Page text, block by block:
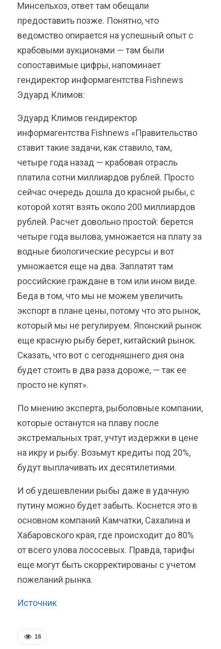
Минсельхоз, ответ там обещали
предоставить позже. Понятно, что
ведомство опирается на успешный опыт с
крабовыми аукционами — там были
сопоставимые цифры, напоминает
гендиректор информагентства Fishnews
Эдуард Климов:
Эдуард Климов гендиректор
информагентства Fishnews «Правительство
ставит такие задачи, как ставило, там,
четыре года назад — крабовая отрасль
платила сотни миллиардов рублей. Просто
сейчас очередь дошла до красной рыбы, с
которой хотят взять около 200 миллиардов
рублей. Расчет довольно простой: берется
четыре года вылова, умножается на плату за
водные биологические ресурсы и вот
умножается еще на два. Заплатят там
российские граждане в том или ином виде.
Беда в том, что мы не можем увеличить
экспорт в плане цены, потому что это рынок,
который мы не регулируем. Японский рынок
еще красную рыбу берет, китайский рынок.
Сказать, что вот с сегодняшнего дня она
будет стоить в два раза дороже, — так ее
просто не купят».
По мнению эксперта, рыболовные компании,
которые останутся на плаву после
экстремальных трат, учтут издержки в цене
на икру и рыбу. Возьмут кредиты под 20%,
будут выплачивать их десятилетиями.
И об удешевлении рыбы даже в удачную
путину можно будет забыть. Коснется это в
основном компаний Камчатки, Сахалина и
Хабаровского края, где происходит до 80%
от всего улова лососевых. Правда, тарифы
еще могут быть скорректированы с учетом
пожеланий рынка.
Источник
16